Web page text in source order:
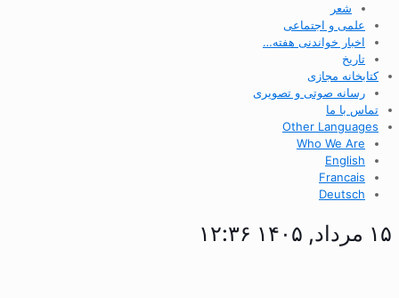
شعر
علمی و اجتماعی
اخبار خواندنی هفته…
تاریخ
کتابخانه مجازی
رسانه صوتی و تصویری
تماس با ما
Other Languages
Who We Are
English
Francais
Deutsch
۱۵ مرداد, ۱۴۰۵ ۱۲:۳۶